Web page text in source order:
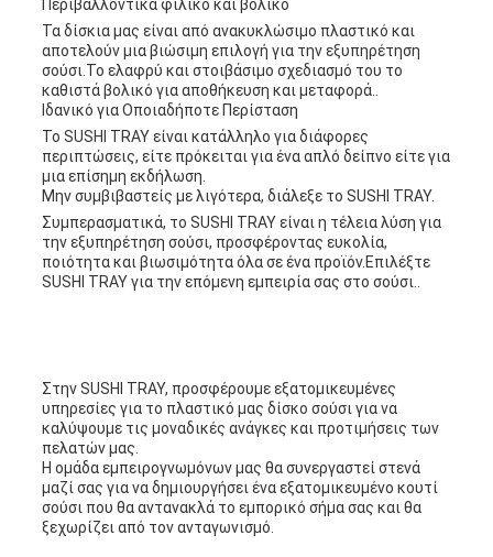
Περιβαλλοντικά φιλικό και βολικό
Τα δίσκια μας είναι από ανακυκλώσιμο πλαστικό και
αποτελούν μια βιώσιμη επιλογή για την εξυπηρέτηση
σούσι.Το ελαφρύ και στοιβάσιμο σχεδιασμό του το
καθιστά βολικό για αποθήκευση και μεταφορά..
Ιδανικό για Οποιαδήποτε Περίσταση
Το SUSHI TRAY είναι κατάλληλο για διάφορες
περιπτώσεις, είτε πρόκειται για ένα απλό δείπνο είτε για
μια επίσημη εκδήλωση.
Μην συμβιβαστείς με λιγότερα, διάλεξε το SUSHI TRAY.
Συμπερασματικά, το SUSHI TRAY είναι η τέλεια λύση για
την εξυπηρέτηση σούσι, προσφέροντας ευκολία,
ποιότητα και βιωσιμότητα όλα σε ένα προϊόν.Επιλέξτε
SUSHI TRAY για την επόμενη εμπειρία σας στο σούσι..
Στην SUSHI TRAY, προσφέρουμε εξατομικευμένες
υπηρεσίες για το πλαστικό μας δίσκο σούσι για να
καλύψουμε τις μοναδικές ανάγκες και προτιμήσεις των
πελατών μας.
Η ομάδα εμπειρογνωμόνων μας θα συνεργαστεί στενά
μαζί σας για να δημιουργήσει ένα εξατομικευμένο κουτί
σούσι που θα αντανακλά το εμπορικό σήμα σας και θα
ξεχωρίζει από τον ανταγωνισμό.